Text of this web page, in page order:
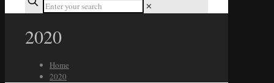
✕
2020
Home
2020